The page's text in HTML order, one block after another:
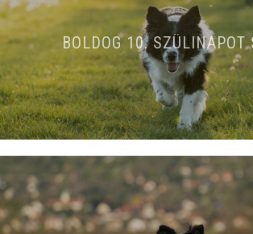
BOLDOG 10. SZÜLINAPOT